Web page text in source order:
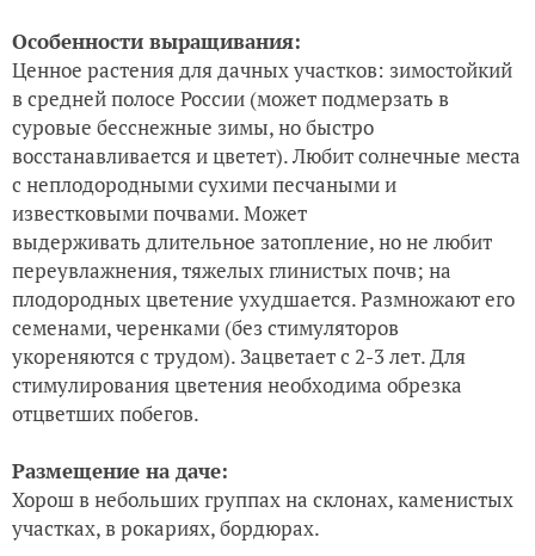
Особенности выращивания:
Ценное растения для дачных участков: зимостойкий
в средней полосе России (может подмерзать в
суровые бесснежные зимы, но быстро
восстанавливается и цветет). Любит солнечные места
с неплодородными сухими песчаными и
известковыми почвами. Может
выдерживать длительное затопление, но не любит
переувлажнения, тяжелых глинистых почв; на
плодородных цветение ухудшается. Размножают его
семенами, черенками (без стимуляторов
укореняются с трудом). Зацветает с 2-3 лет. Для
стимулирования цветения необходима обрезка
отцветших побегов.
Размещение на даче:
Хорош в небольших группах на склонах, каменистых
участках, в рокариях, бордюрах.